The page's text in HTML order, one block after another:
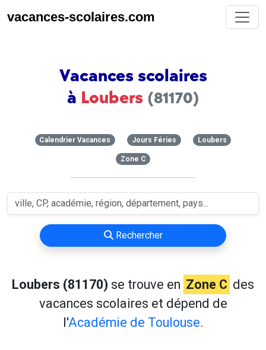
vacances-scolaires.com
Vacances scolaires
à Loubers (81170)
Calendrier Vacances Jours Féries Loubers
Zone C
Rechercher
Loubers (81170) se trouve en Zone C des
vacances scolaires et dépend de
l'Académie de Toulouse.